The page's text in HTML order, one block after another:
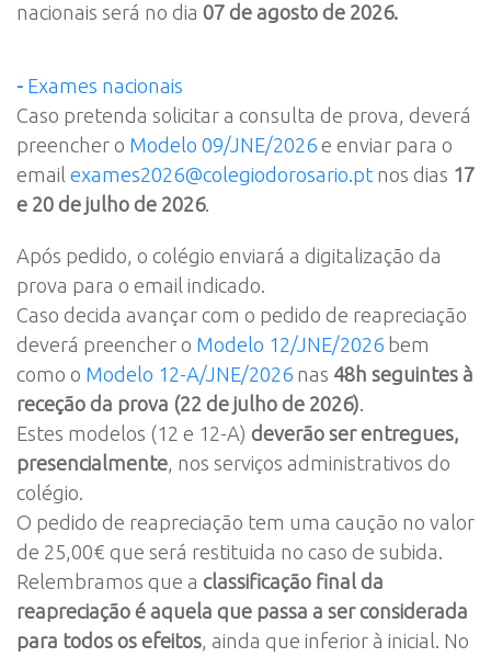
nacionais será no dia 07 de agosto de 2026.
- Exames nacionais
Caso pretenda solicitar a consulta de prova, deverá
preencher o Modelo 09/JNE/2026 e enviar para o
email exames2026@colegiodorosario.pt nos dias 17
e 20 de julho de 2026.
Após pedido, o colégio enviará a digitalização da
prova para o email indicado.
Caso decida avançar com o pedido de reapreciação
deverá preencher o Modelo 12/JNE/2026 bem
como o Modelo 12-A/JNE/2026 nas 48h seguintes à
receção da prova (22 de julho de 2026).
Estes modelos (12 e 12-A) deverão ser entregues,
presencialmente, nos serviços administrativos do
colégio.
O pedido de reapreciação tem uma caução no valor
de 25,00€ que será restituida no caso de subida.
Relembramos que a classificação final da
reapreciação é aquela que passa a ser considerada
para todos os efeitos, ainda que inferior à inicial. No